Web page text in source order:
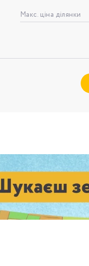
Макс. ціна ділянки